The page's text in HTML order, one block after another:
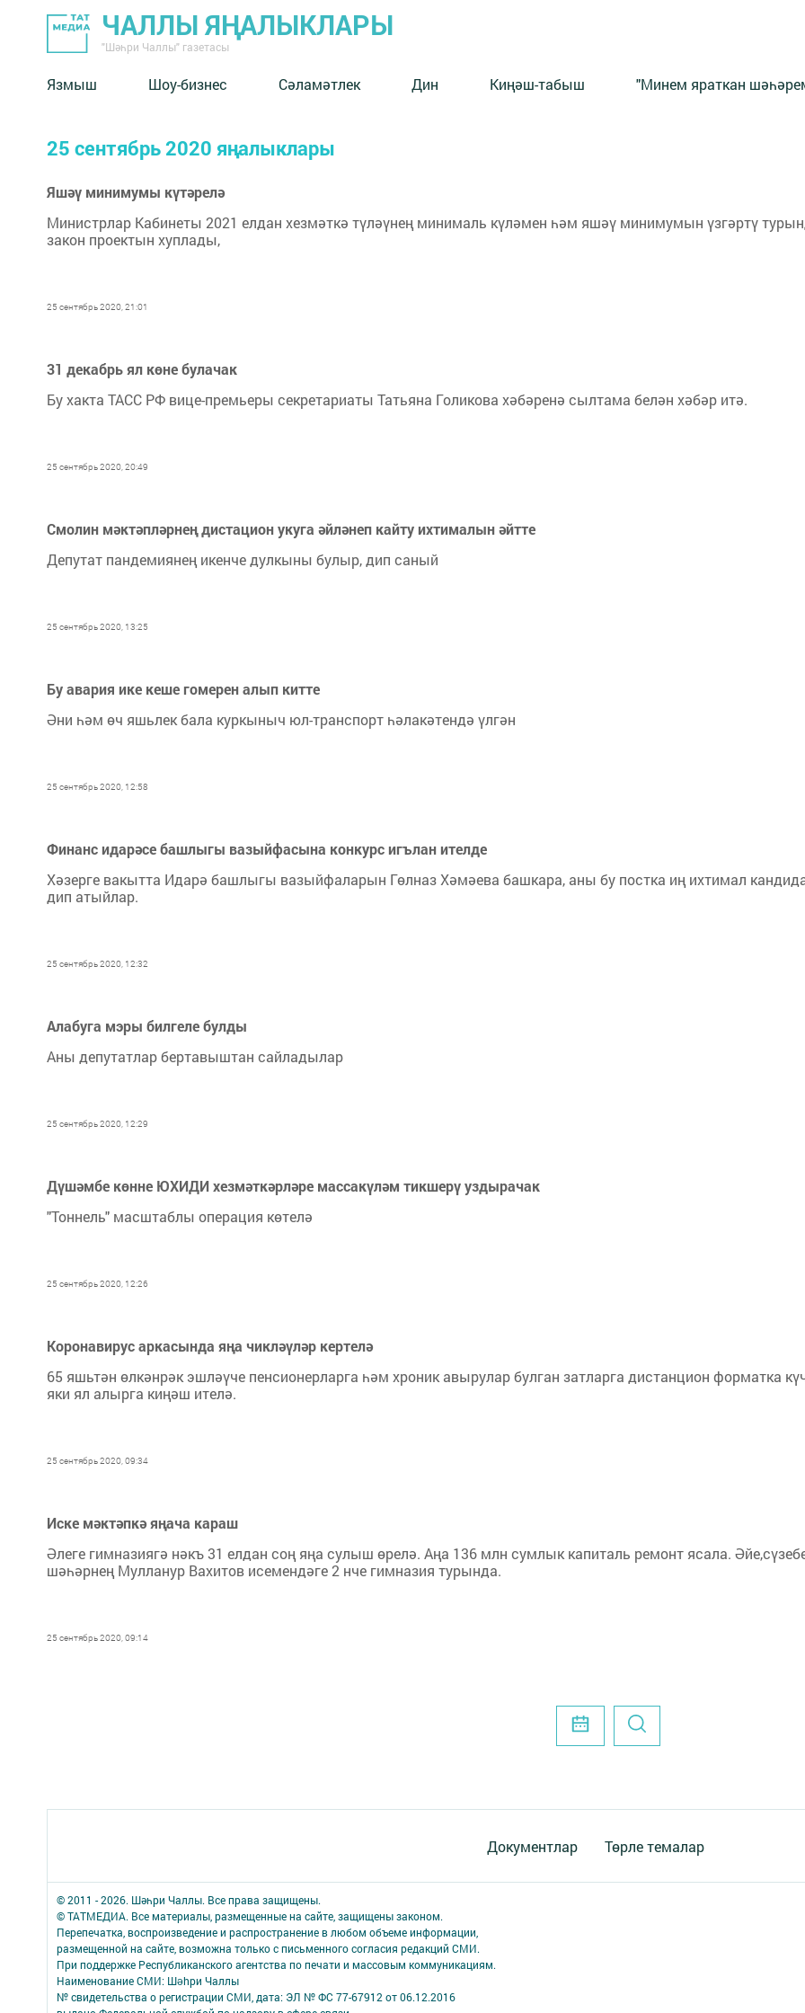
ЧАЛЛЫ ЯҢАЛЫКЛАРЫ
"Шәһри Чаллы" газетасы
Язмыш Шоу-бизнес Сәламәтлек Дин Киңәш-табыш "Минем яраткан
25 сентябрь 2020 яңалыклары
Яшәү минимумы күтәрелә
Министрлар Кабинеты 2021 елдан хезмәткә түләүнең минималь күләмен һәм яшәү минимумын үзгәртү
закон проектын хуплады,
25 сентябрь 2020, 21:01
31 декабрь ял көне булачак
Бу хакта ТАСС РФ вице-премьеры секретариаты Татьяна Голикова хәбәренә сылтама белән хәбәр итә.
25 сентябрь 2020, 20:49
Смолин мәктәпләрнең дистацион укуга әйләнеп кайту ихтималын әйтте
Депутат пандемиянең икенче дулкыны булыр, дип саный
25 сентябрь 2020, 13:25
Бу авария ике кеше гомерен алып китте
Әни һәм өч яшьлек бала куркыныч юл-транспорт һәлакәтендә үлгән
25 сентябрь 2020, 12:58
Финанс идарәсе башлыгы вазыйфасына конкурс игълан ителде
Хәзерге вакытта Идарә башлыгы вазыйфаларын Гөлназ Хәмәева башкара, аны бу постка иң ихтимал
дип атыйлар.
25 сентябрь 2020, 12:32
Алабуга мэры билгеле булды
Аны депутатлар бертавыштан сайладылар
25 сентябрь 2020, 12:29
Дүшәмбе көнне ЮХИДИ хезмәткәрләре массакүләм тикшерү уздырачак
"Тоннель" масштаблы операция көтелә
25 сентябрь 2020, 12:26
Коронавирус аркасында яңа чикләүләр кертелә
65 яшьтән өлкәнрәк эшләүче пенсионерларга һәм хроник авырулар булган затларга дистанцион форматка
яки ял алырга киңәш ителә.
25 сентябрь 2020, 09:34
Иске мәктәпкә яңача караш
Әлеге гимназиягә нәкъ 31 елдан соң яңа сулыш өрелә. Аңа 136 млн сумлык капиталь ремонт ясала.
шәһәрнең Мулланур Вахитов исемендәге 2 нче гимназия турында.
25 сентябрь 2020, 09:14
Документлар Төрле темалар
© 2011 - 2026. Шәһри Чаллы. Все права защищены.
© ТАТМЕДИА. Все материалы, размещенные на сайте, защищены законом.
Перепечатка, воспроизведение и распространение в любом объеме информации,
размещенной на сайте, возможна только с письменного согласия редакций СМИ.
При поддержке Республиканского агентства по печати и массовым коммуникациям.
Наименование СМИ: Шəhри Чаллы
№ свидетельства о регистрации СМИ, дата: ЭЛ № ФС 77-67912 от 06.12.2016